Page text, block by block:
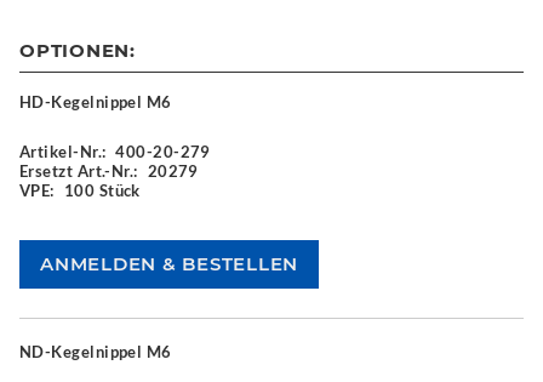
OPTIONEN:
HD-Kegelnippel M6
Artikel-Nr.: 400-20-279
Ersetzt Art.-Nr.: 20279
VPE:
100 Stück
ND-Kegelnippel M6